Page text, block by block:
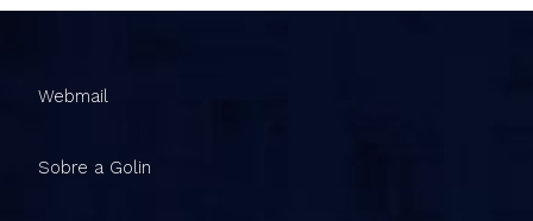
Webmail
Sobre a Golin